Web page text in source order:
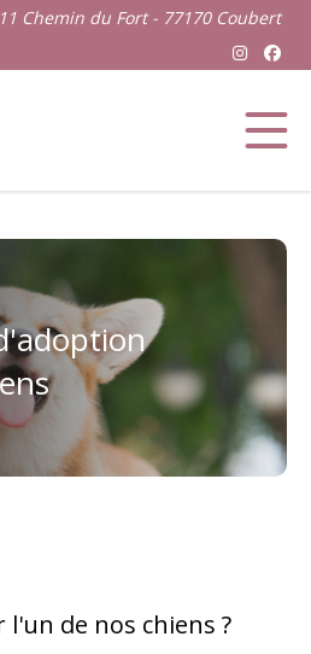
11 Chemin du Fort - 77170 Coubert
de nos chiens ?